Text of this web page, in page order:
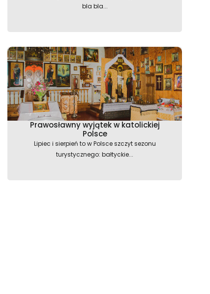
bla bla...
Prawosławny wyjątek w katolickiej
Polsce
Lipiec i sierpień to w Polsce szczyt sezonu
turystycznego: bałtyckie...